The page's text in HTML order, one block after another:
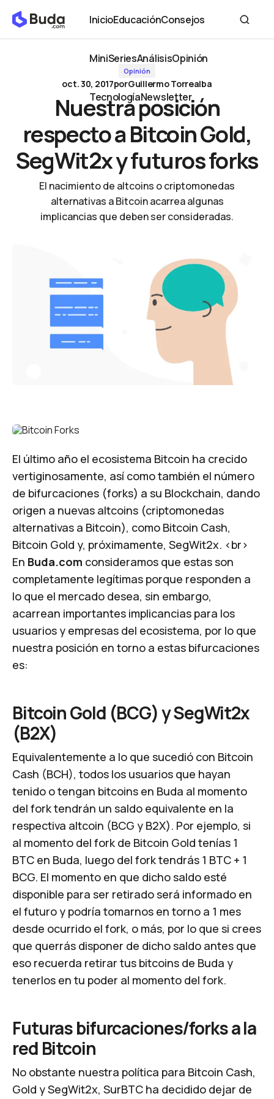
Inicio
Inicio
Educación
Educación
Consejos
Consejos
MiniSeries
MiniSeries
Análisis
Análisis
Opinión
Tecnología
Tecnología
Newsletter
Newsletter
Nuestra posición respecto a Bitcoin Gold, SegWit2x y futuros
forks
Opinión
oct. 30, 2017porGuillermo Torrealba
Nuestra posición
respecto a Bitcoin Gold,
SegWit2x y futuros forks
El nacimiento de altcoins o criptomonedas
alternativas a Bitcoin acarrea algunas
implicancias que deben ser consideradas.
El último año el ecosistema Bitcoin ha crecido
vertiginosamente, así como también el número
de bifurcaciones (forks) a su Blockchain, dando
origen a nuevas altcoins (criptomonedas
alternativas a Bitcoin), como Bitcoin Cash,
Bitcoin Gold y, próximamente, SegWit2x. <br>
En Buda.com consideramos que estas son
completamente legítimas porque responden a
lo que el mercado desea, sin embargo,
acarrean importantes implicancias para los
usuarios y empresas del ecosistema, por lo que
nuestra posición en torno a estas bifurcaciones
es:
Bitcoin Gold (BCG) y SegWit2x
(B2X)
Equivalentemente a lo que sucedió con Bitcoin
Cash (BCH), todos los usuarios que hayan
tenido o tengan bitcoins en Buda al momento
del forktendrán un saldo equivalente en la
respectiva altcoin (BCG y B2X). Por ejemplo, si
al momento del fork de Bitcoin Gold tenías 1
BTC en Buda, luego del fork tendrás 1 BTC + 1
BCG. El momento en que dicho saldo esté
disponible para ser retirado será informado en
el futuro y podría tomarnos en torno a 1 mes
desde ocurrido el fork, o más, por lo que si crees
que querrás disponer de dicho saldo antes que
eso recuerda retirar tus bitcoins de Buda y
tenerlos en tu poder al momento del fork.
Futuras bifurcaciones/forks a la
red Bitcoin
No obstante nuestra política para Bitcoin Cash,
Gold y SegWit2x, SurBTC ha decidido dejar de